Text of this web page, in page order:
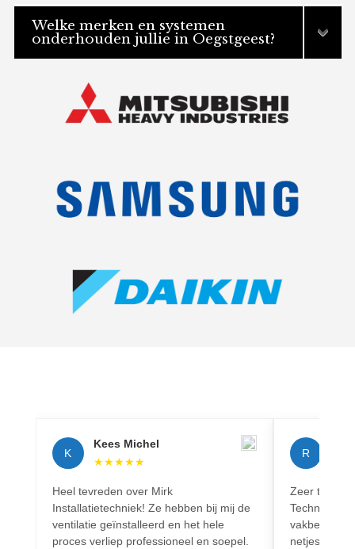
Welke merken en systemen
onderhouden jullie in Oegstgeest?
K
Kees Michel
★★★★★
Heel tevreden over Mirk
Installatietechniek! Ze hebben bij mij de
ventilatie geïnstalleerd en het hele
proces verliep professioneel en soepel.
R
Zeer
Techniek!
netjes en